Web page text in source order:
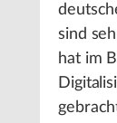
sind
hat im